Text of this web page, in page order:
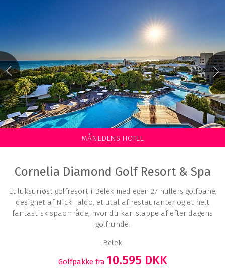
Golfbane, resort, hotel
Vælg golfklub
Vælg hotel
Tilvalg
Bo på banen
All Inclusive
Spa/wellness
Fri golf
Slot
Long stay
Luksusophold
Trackman
Villa
Lejligheder
Antal stjerner
1stjernet 5stjernet
Din søgning gav
Baner/hoteller
MÅNEDENS HOTEL
Cornelia Diamond Golf Resort & Spa
Et luksuriøst golfresort i Belek med egen 27 hullers golfbane,
designet af Nick Faldo, et utal af restauranter og et helt
fantastisk spaområde, hvor du kan slappe af efter dagens
golfrunde.
Belek
Golfpakke fra 10.595 DKK